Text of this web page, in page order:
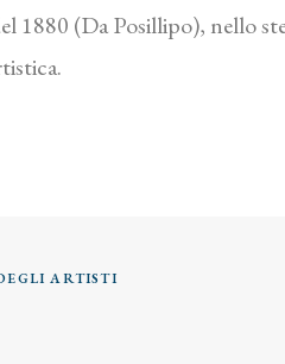
(Da Posillipo), nello
ARTISTI